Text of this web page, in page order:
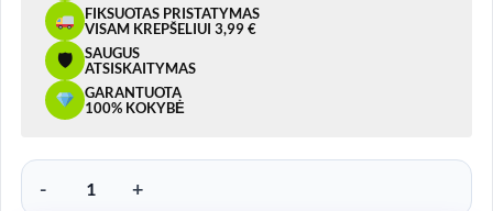
FIKSUOTAS PRISTATYMAS
VISAM KREPŠELIUI 3,99 €
🛡
SAUGUS
ATSISKAITYMAS
GARANTUOTA
100% KOKYBĖ
produkto kiekis: LED žibintas, su laikikliu, geltonas – FT4, 24/12V